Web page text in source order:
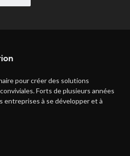
pour créer des solutions
Forts de plusieurs années
entreprises à se développer et à